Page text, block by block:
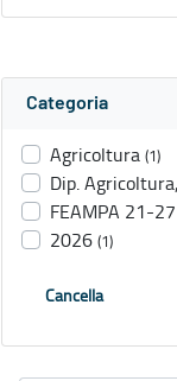
Categoria
Agricoltura (1)
Dip.
FEAMPA 21-27
2026 (1)
Cancella